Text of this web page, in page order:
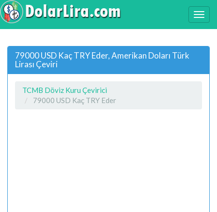
79000 USD Kaç TRY Eder, Amerikan Doları Türk
Lirası Çeviri
TCMB Döviz Kuru Çevirici
79000 USD Kaç TRY Eder